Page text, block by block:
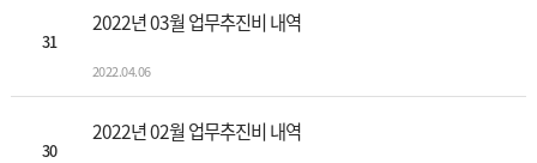
31
2022년 03월 업무추진비 내역
2022.04.06
30
2022년 02월 업무추진비 내역